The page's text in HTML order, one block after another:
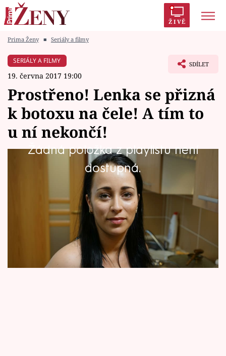
ŽIVĚ
Módní alarm
Témata
Celebrity
Seriály
Horoskopy
Sledujte prima+
Prima Ženy ■ Seriály a filmy
SERIÁLY A FILMY
19. června 2017 19:00
SDÍLET
Prostřeno! Lenka se přizná
k botoxu na čele! A tím to
u ní nekončí!
Žádná položka z playlistu není
dostupná.
Mladá maminka a pomocná kuchařka Monika
(26) je rodinný typ, a kdyby vyhrála, vybavila
by strohý byt, ve kterém žije teprve krátce.